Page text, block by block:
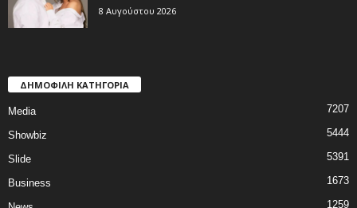
8 Αυγούστου 2026
ΔΗΜΟΦΙΛΗ ΚΑΤΗΓΟΡΙΑ
Media 7207
Showbiz 5444
Slide 5391
Business 1673
1259